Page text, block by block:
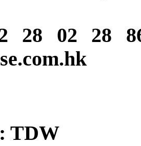
28 02 28
TDW